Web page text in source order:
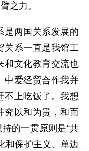
之力。
两国关系发展的
关系一直是我馆工
和文化教育交流也
中爱经贸合作我并
不上吃饭了。我想
究以和为贵，和而
的一贯原则是“共
和保护主义、单边